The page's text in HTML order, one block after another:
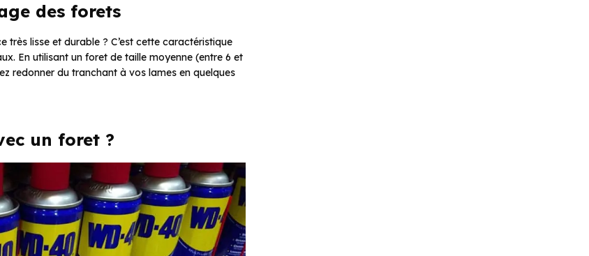
des forets
très lisse et durable ? C’est cette caractéristique
En utilisant un foret de taille moyenne (entre 6 et
redonner du tranchant à vos lames en quelques
un foret ?